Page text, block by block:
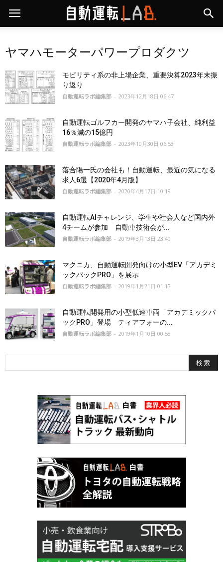
ヤマハモーターパワープロダクツ
モビリティ系の非上場企業、重要決算2023年末振
り返り
自動運転ラボ編集部 - 2023年12月18日 06:47
自動運転ゴルフカー開発のヤマハ子会社、純利益
16％減の15億円
自動運転ラボ編集部 - 2023年10月30日 06:53
落合陽一氏の会社も！自動運転、最近の気になる
求人6選【2020年4月版】
自動運転ラボ編集部 - 2020年4月17日 10:19
⾃動運転AIチャレンジ、学生や社会人など国内外
4チームが参加 自動車技術会が...
自動運転ラボ編集部 - 2019年3月13日 23:40
マクニカ、自動運転開発向けの小型EV「アカデミ
ックパックPRO」を展示
自動運転ラボ編集部 - 2019年1月21日 01:13
自動運転開発用の小型低速車両「アカデミックパ
ックPRO」登場 ティアフォーの...
自動運転ラボ編集部 - 2019年1月10日 00:58